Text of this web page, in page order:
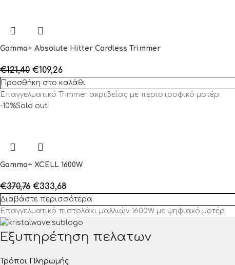
Gamma+ Absolute Hitter Cordless Trimmer
€121,40 €109,26
Προσθήκη στο καλάθι
Επαγγελματικό Trimmer ακριβείας με περιστροφικό μοτέρ.
-10%Sold out
Gamma+ XCELL 1600W
€370,76 €333,68
Διαβάστε περισσότερα
Επαγγελματικό πιστολάκι μαλλιών 1600W με ψηφιακό μοτέρ
Εξυπηρέτηση πελατων
Τρόποι Πληρωμής